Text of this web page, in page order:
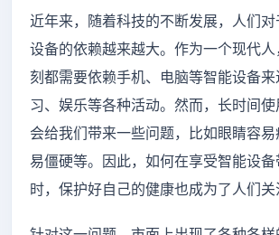
近年来，随着科技的不断发展，人们
设备的依赖越来越大。作为一个现代
刻都需要依赖手机、电脑等智能设备
习、娱乐等各种活动。然而，长时间
会给我们带来一些问题，比如眼睛容
易僵硬等。因此，如何在享受智能设备
时，保护好自己的健康也成为了人们关